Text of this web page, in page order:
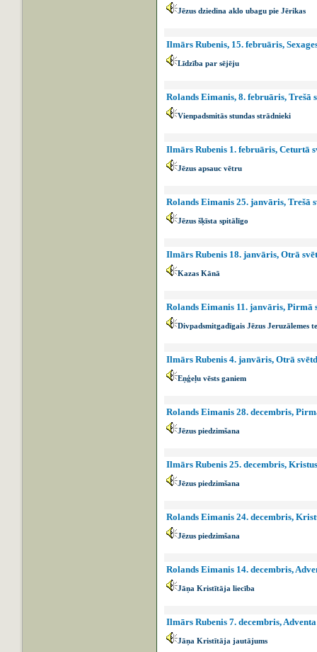
Jēzus dziedina aklo ubagu pie Jērikas
Ilmārs Rubenis, 15. februāris,
Līdzība par sējēju
Rolands Eimanis, 8. februāris, Trešā
Vienpadsmitās stundas strādnieki
Ilmārs Rubenis 1. februāris, Ceturtā
Jēzus apsauc vētru
Rolands Eimanis 25. janvāris, Trešā
Jēzus šķīsta spitālīgo
Ilmārs Rubenis 18. janvāris, Otrā
Kazas Kānā
Rolands Eimanis 11. janvāris, Pirmā
Divpadsmitgadīgais Jēzus Jeruzālemes
Ilmārs Rubenis 4. janvāris, Otrā
Eņģeļu vēsts ganiem
Rolands Eimanis 28. decembris,
Jēzus piedzimšana
Ilmārs Rubenis 25. decembris,
Jēzus piedzimšana
Rolands Eimanis 24. decembris,
Jēzus piedzimšana
Rolands Eimanis 14. decembris,
Jāņa Kristītāja liecība
Ilmārs Rubenis 7. decembris,
Jāņa Kristītāja jautājums